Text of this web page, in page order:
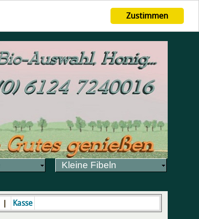
Zustimmen
Kleine Fibeln
| Kasse